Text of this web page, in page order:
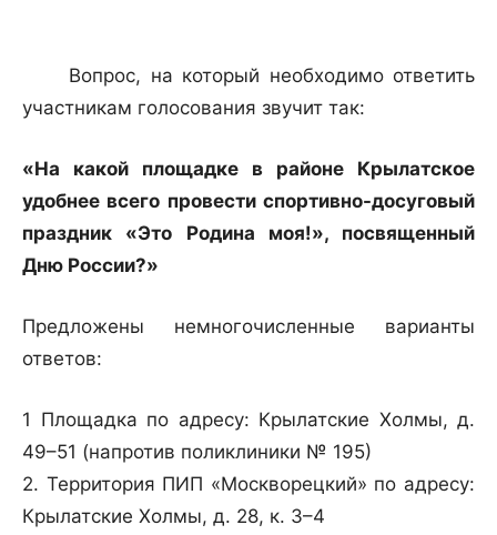
Вопрос, на который необходимо ответить
участникам голосования звучит так:
«На какой площадке в районе Крылатское
удобнее всего провести спортивно-досуговый
праздник «Это Родина моя!», посвященный
Дню России?»
Предложены немногочисленные варианты
ответов:
1 Площадка по адресу: Крылатские Холмы, д.
49–51 (напротив поликлиники № 195)
2. Территория ПИП «Москворецкий» по адресу:
Крылатские Холмы, д. 28, к. 3–4